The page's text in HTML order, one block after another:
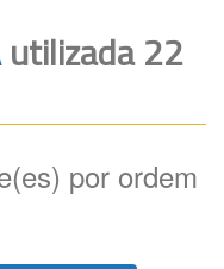
Canais
utilizada 22
por ordem